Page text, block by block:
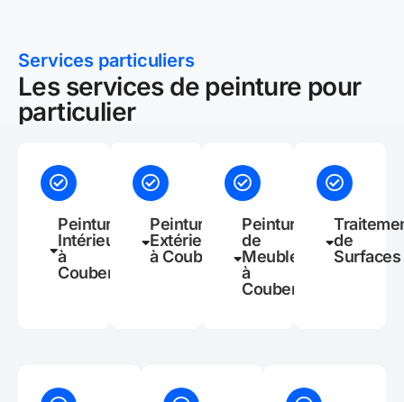
Services particuliers
Les services de peinture pour
particulier
Peinture
Intérieure
à
Coubert
Peinture
Extérieure
à Coubert
Peinture
de
Meubles
à
Coubert
de
Surfaces